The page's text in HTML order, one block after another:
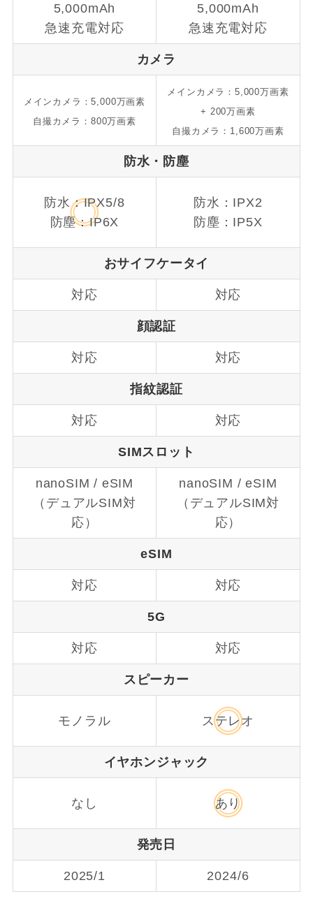
5,000mAh
急速充電対応
5,000mAh
急速充電対応
カメラ
メインカメラ：5,000万画素
自撮カメラ：800万画素
メインカメラ：5,000万画素
+ 200万画素
自撮カメラ：1,600万画素
防水・防塵
防水：IPX5/8
防塵：IP6X
防水：IPX2
防塵：IP5X
おサイフケータイ
対応 対応
顔認証
対応 対応
指紋認証
対応 対応
SIMスロット
nanoSIM / eSIM
（デュアルSIM対
応）
nanoSIM / eSIM
（デュアルSIM対
応）
eSIM
対応 対応
5G
対応 対応
スピーカー
モノラル ステレオ
イヤホンジャック
なし あり
発売日
2025/1 2024/6